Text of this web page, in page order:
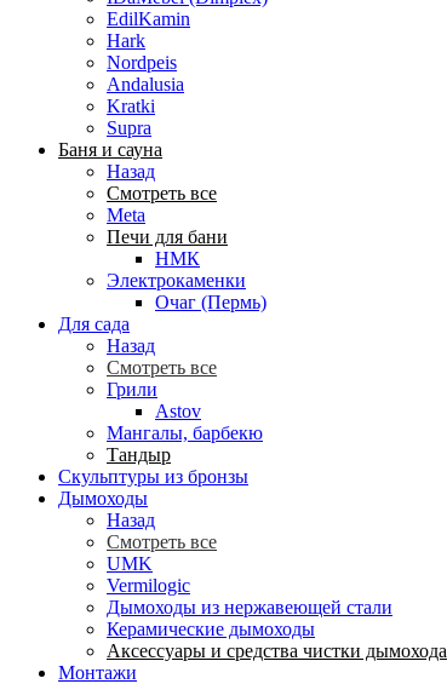
EdilKamin
Hark
Nordpeis
Andalusia
Kratki
Supra
Баня и сауна
Назад
Смотреть все
Meta
Печи для бани
НМК
Электрокаменки
Очаг (Пермь)
Для сада
Назад
Смотреть все
Грили
Astov
Мангалы, барбекю
Тандыр
Скульптуры из бронзы
Дымоходы
Назад
Смотреть все
UMK
Vermilogic
Дымоходы из нержавеющей стали
Керамические дымоходы
Аксессуары и средства чистки дымохода
Монтажи